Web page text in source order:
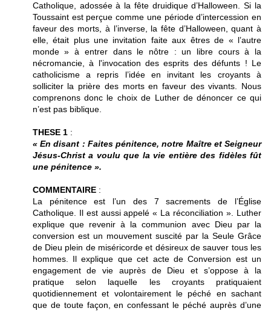
Catholique, adossée à la fête druidique d’Halloween. Si la
Toussaint est perçue comme une période d’intercession en
faveur des morts, à l’inverse, la fête d’Halloween, quant à
elle, était plus une invitation faite aux êtres de « l’autre
monde » à entrer dans le nôtre : un libre cours à la
nécromancie, à l'invocation des esprits des défunts ! Le
catholicisme a repris l’idée en invitant les croyants à
solliciter la prière des morts en faveur des vivants. Nous
comprenons donc le choix de Luther de dénoncer ce qui
n’est pas biblique.
THESE 1:
« En disant : Faites pénitence, notre Maître et Seigneur
Jésus-Christ a voulu que la vie entière des fidèles fût
une pénitence ».
COMMENTAIRE:
La pénitence est l’un des 7 sacrements de l’Église
Catholique. Il est aussi appelé « La réconciliation ». Luther
explique que revenir à la communion avec Dieu par la
conversion est un mouvement suscité par la Seule Grâce
de Dieu plein de miséricorde et désireux de sauver tous les
hommes. Il explique que cet acte de Conversion est un
engagement de vie auprès de Dieu et s’oppose à la
pratique selon laquelle les croyants pratiquaient
quotidiennement et volontairement le péché en sachant
que de toute façon, en confessant le péché auprès d’une